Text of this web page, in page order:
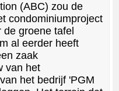
(ABC) zou de
condominiumproject
groene tafel
al eerder heeft
zaak
van het
het bedrijf 'PGM